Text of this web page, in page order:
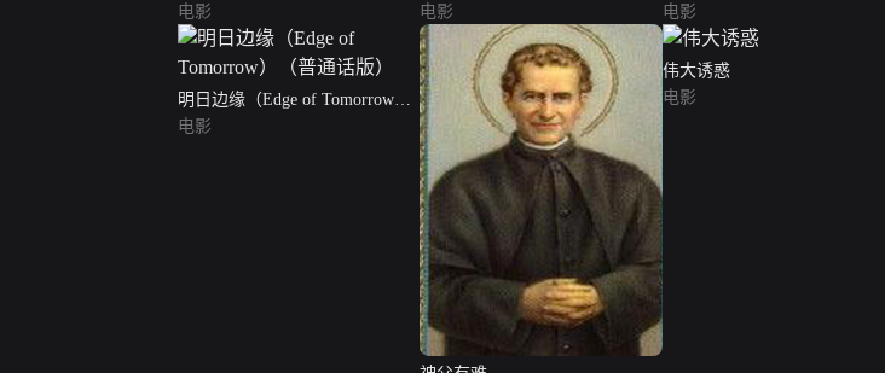
电影
电影
电影
明日边缘（Edge of Tomorrow）
（普通话版）
电影
伟大诱惑
电影